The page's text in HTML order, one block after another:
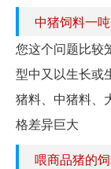
中猪饲料一
您这个问题比较
型中又以生长或
猪料、中猪料、
格差异巨大
喂商品猪的